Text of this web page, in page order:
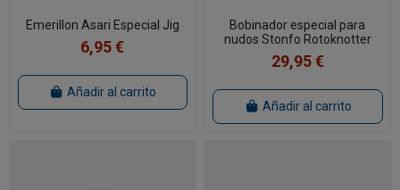
Emerillon Asari Especial Jig
6,95 €
Añadir al carrito
Bobinador especial para
nudos Stonfo Rotoknotter
29,95 €
Añadir al carrito